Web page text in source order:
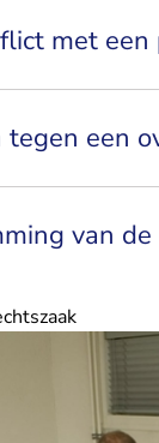
met
een
van